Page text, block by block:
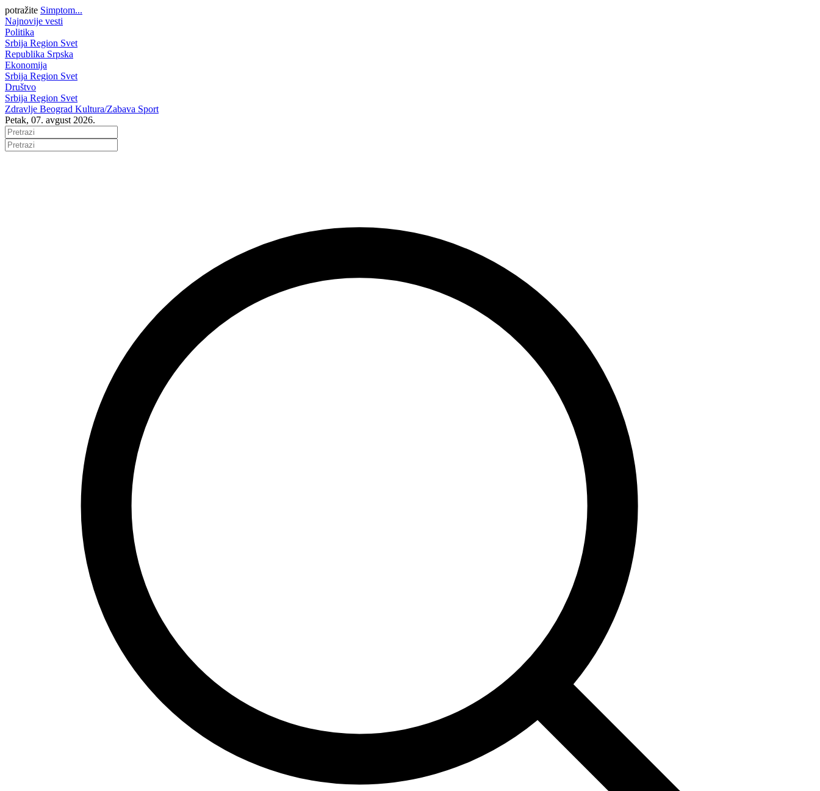
potražite Simptom...
Najnovije vesti
Politika
Srbija Region Svet
Republika Srpska
Ekonomija
Srbija Region Svet
Društvo
Srbija Region Svet
Zdravlje Beograd Kultura/Zabava Sport
Petak, 07. avgust 2026.